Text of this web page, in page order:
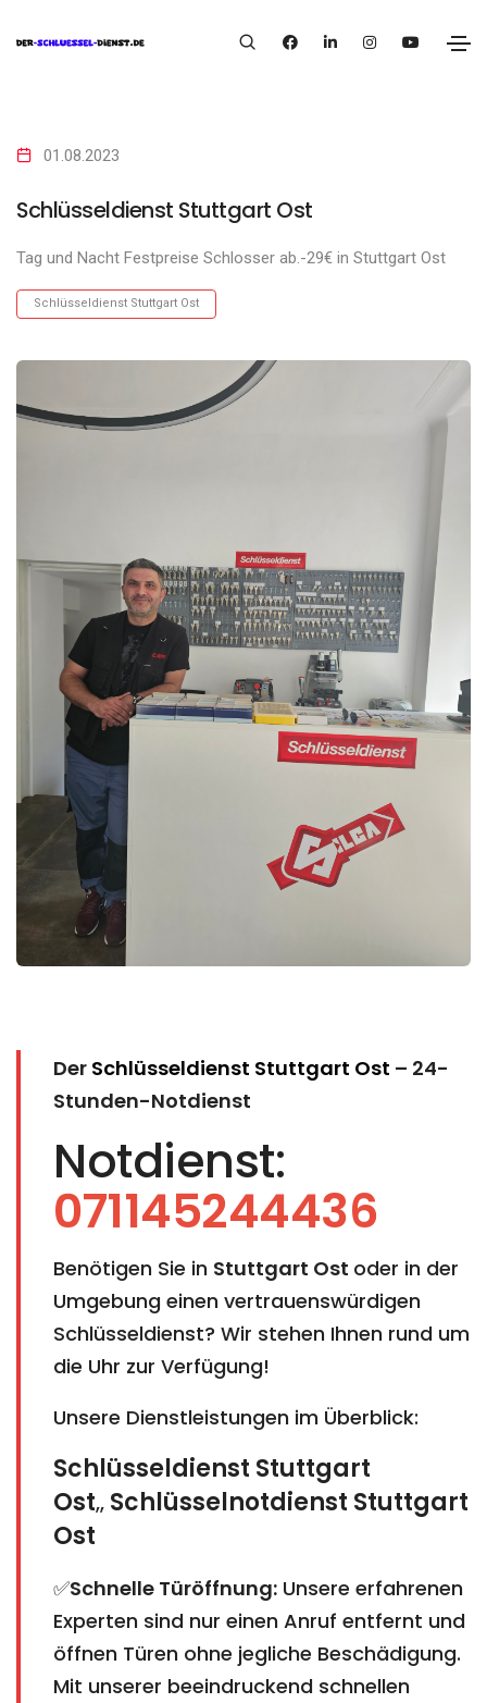
01.08.2023
Schlüsseldienst Stuttgart Ost
Tag und Nacht Festpreise Schlosser ab.-29€ in Stuttgart Ost
Schlüsseldienst Stuttgart Ost
Der Schlüsseldienst Stuttgart Ost – 24-
Stunden-Notdienst
Notdienst:
071145244436
Benötigen Sie in Stuttgart Ost oder in der
Umgebung einen vertrauenswürdigen
Schlüsseldienst? Wir stehen Ihnen rund um
die Uhr zur Verfügung!
Unsere Dienstleistungen im Überblick:
Schlüsseldienst Stuttgart
Ost,, Schlüsselnotdienst Stuttgart
Ost
✅Schnelle Türöffnung: Unsere erfahrenen
Experten sind nur einen Anruf entfernt und
öffnen Türen ohne jegliche Beschädigung.
Mit unserer beeindruckend schnellen